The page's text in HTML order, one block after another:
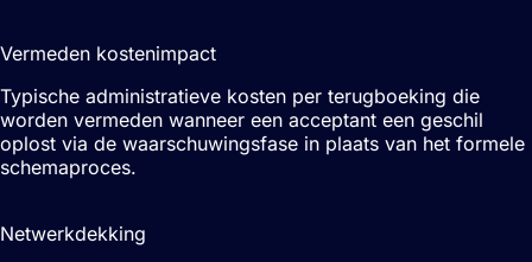
Vermeden kostenimpact
Typische administratieve kosten per terugboeking die
worden vermeden wanneer een acceptant een geschil
oplost via de waarschuwingsfase in plaats van het formele
schemaproces.
Netwerkdekking